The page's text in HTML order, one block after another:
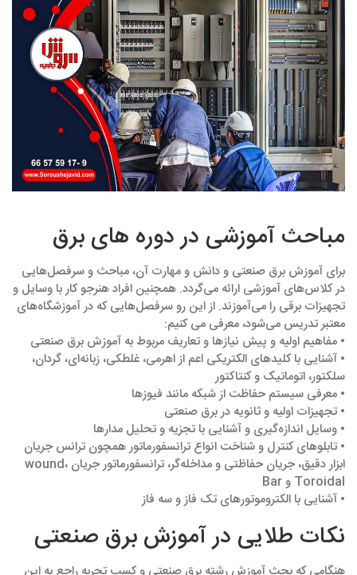
مباحث آموزشی در دوره های برق
برای آموزش برق صنعتی و دانش و مهارت آن، مباحث و سرفصل‌هایی
در کلاس‌های آموزشی ارائه می‌گردد. همچنین افراد هنرجو کار با وسایل و
تجهیزات برقی را می‌آموزند. از این رو سرفصل‌هایی که در آموزشگاه‌های
معتبر تدریس می‌شود، معرفی می‌ کنیم:
• مفاهیم اولیه و پیش نیازها و تعاریف مربوط به آموزش برق صنعتی
• آشنایی با کلیدهای الکتریکی اعم از اهرمی، غلطکی، زبانه‌ای، گردان،
سلکتور، اتوماتیک و کنتاکتور
• معرفی سیستم حفاظت از شبکه مانند فیوزها
• تجهیزات اولیه و ثانویه در برق صنعتی
• وسایل اندازه‌گیری و آشنایی با تجزیه و تحلیل مدارها
• تابلوهای کنترل و شناخت انواع ترانسفورماتور همچون ترانس جریان
ابزار دقیق، جریان حفاظتی و مداخله‌گر، ترانسفورماتور جریان wound،
Toroidal و Bar
• آشنایی با الکتروموتورهای تک فاز و سه فاز
نکات طلایی در آموزش برق صنعتی